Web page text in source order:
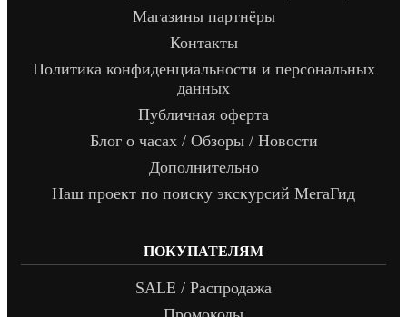
Магазины партнёры
Контакты
Политика конфиденциальности и персональных
данных
Публичная оферта
Блог о часах / Обзоры / Новости
Дополнительно
Наш проект по поиску экскурсий МегаГид
ПОКУПАТЕЛЯМ
SALE / Распродажа